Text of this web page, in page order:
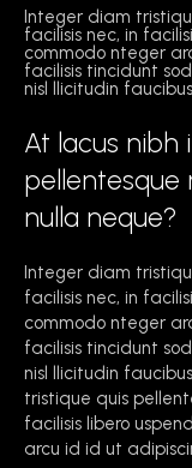
Integer diam
facilisis nec, in
commodo nteger
facilisis tincidunt
nisl llicitudin
At lacus nibh
pellentesque
nulla neque?
Integer diam
facilisis nec, in
commodo nteger
facilisis tincidunt
nisl llicitudin
tristique quis
facilisis libero
arcu id id ut